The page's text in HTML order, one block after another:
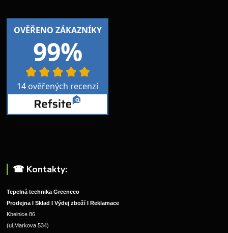
☎︎ Kontakty:
Tepelná technika Greeneco
Prodejna I Sklad I Výdej zboží I Reklamace
Kbelnice 86
(ul.Markova 534)